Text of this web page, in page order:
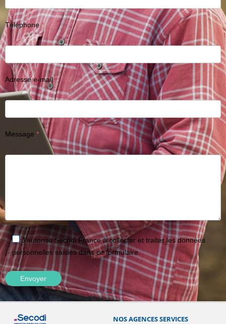
Téléphone
Adresse e-mail
Message
J'autorise Secodi France à collecter et traiter les données
personnelles saisies dans ce formulaire.
NOS AGENCES SERVICES